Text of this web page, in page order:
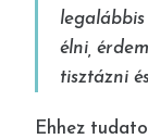
élni,
tisztázni
Ehhez